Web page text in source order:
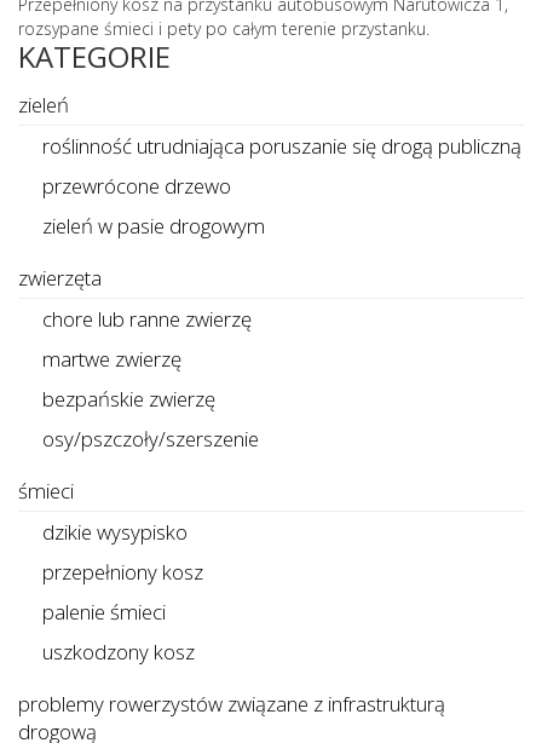
rozsypane śmieci i pety po całym terenie przystanku.
KATEGORIE
zieleń
roślinność utrudniająca poruszanie się drogą publiczną
przewrócone drzewo
zieleń w pasie drogowym
zwierzęta
chore lub ranne zwierzę
martwe zwierzę
bezpańskie zwierzę
osy/pszczoły/szerszenie
śmieci
dzikie wysypisko
przepełniony kosz
palenie śmieci
uszkodzony kosz
problemy rowerzystów związane z infrastrukturą
drogową